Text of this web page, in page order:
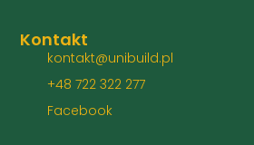
Kontakt
kontakt@unibuild.pl
+48 722 322 277
Facebook